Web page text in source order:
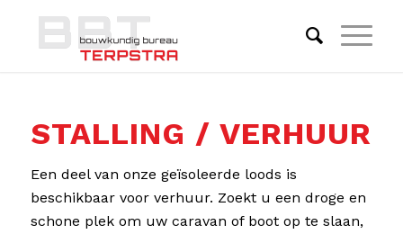
STALLING / VERHUUR
Een deel van onze geïsoleerde loods is
beschikbaar voor verhuur. Zoekt u een droge en
schone plek om uw caravan of boot op te slaan,